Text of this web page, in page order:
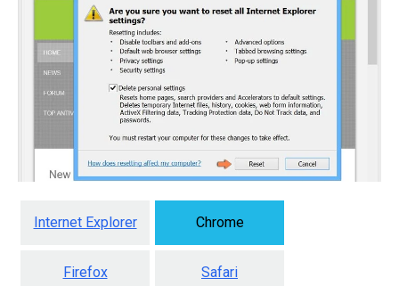
Internet Explorer Chrome
Firefox Safari